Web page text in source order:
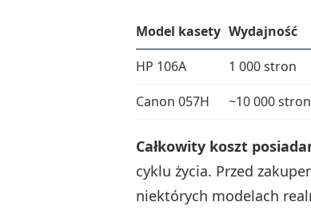
Model kasety Wydajność
HP 106A
1 000 stron
Canon 057H
~10 000 stron
Całkowity koszt
cyklu życia. Przed
niektórych modelach